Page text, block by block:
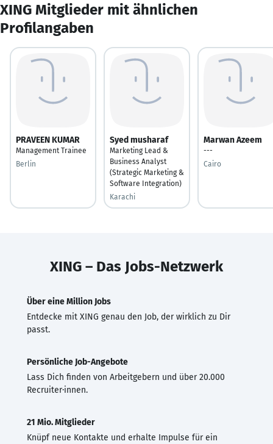
XING Mitglieder mit ähnlichen
Profilangaben
PRAVEEN KUMAR
Management Trainee
Berlin
Syed musharaf
Marketing Lead &
Business Analyst
(Strategic Marketing &
Software Integration)
Karachi
Marwan Azeem
---
Cairo
XING – Das Jobs-Netzwerk
Über eine Million Jobs
Entdecke mit XING genau den Job, der wirklich zu Dir
passt.
Persönliche Job-Angebote
Lass Dich finden von Arbeitgebern und über 20.000
Recruiter·innen.
21 Mio. Mitglieder
Knüpf neue Kontakte und erhalte Impulse für ein